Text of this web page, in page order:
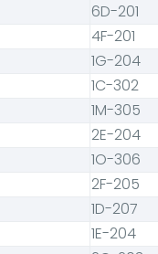
6D-201
4F-201
1G-204
1C-302
1M-305
2E-204
1O-306
2F-205
1D-207
1E-204